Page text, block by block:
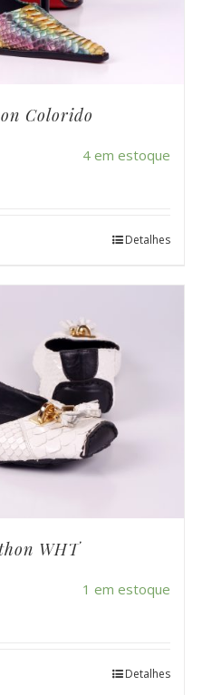
Colorido
4 em estoque
Detalhes
WHT
1 em estoque
Detalhes